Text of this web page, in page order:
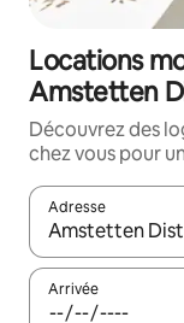
Locations
Amstetten
Découvrez des
chez vous pour
Adresse
Lorsque les
Arrivée